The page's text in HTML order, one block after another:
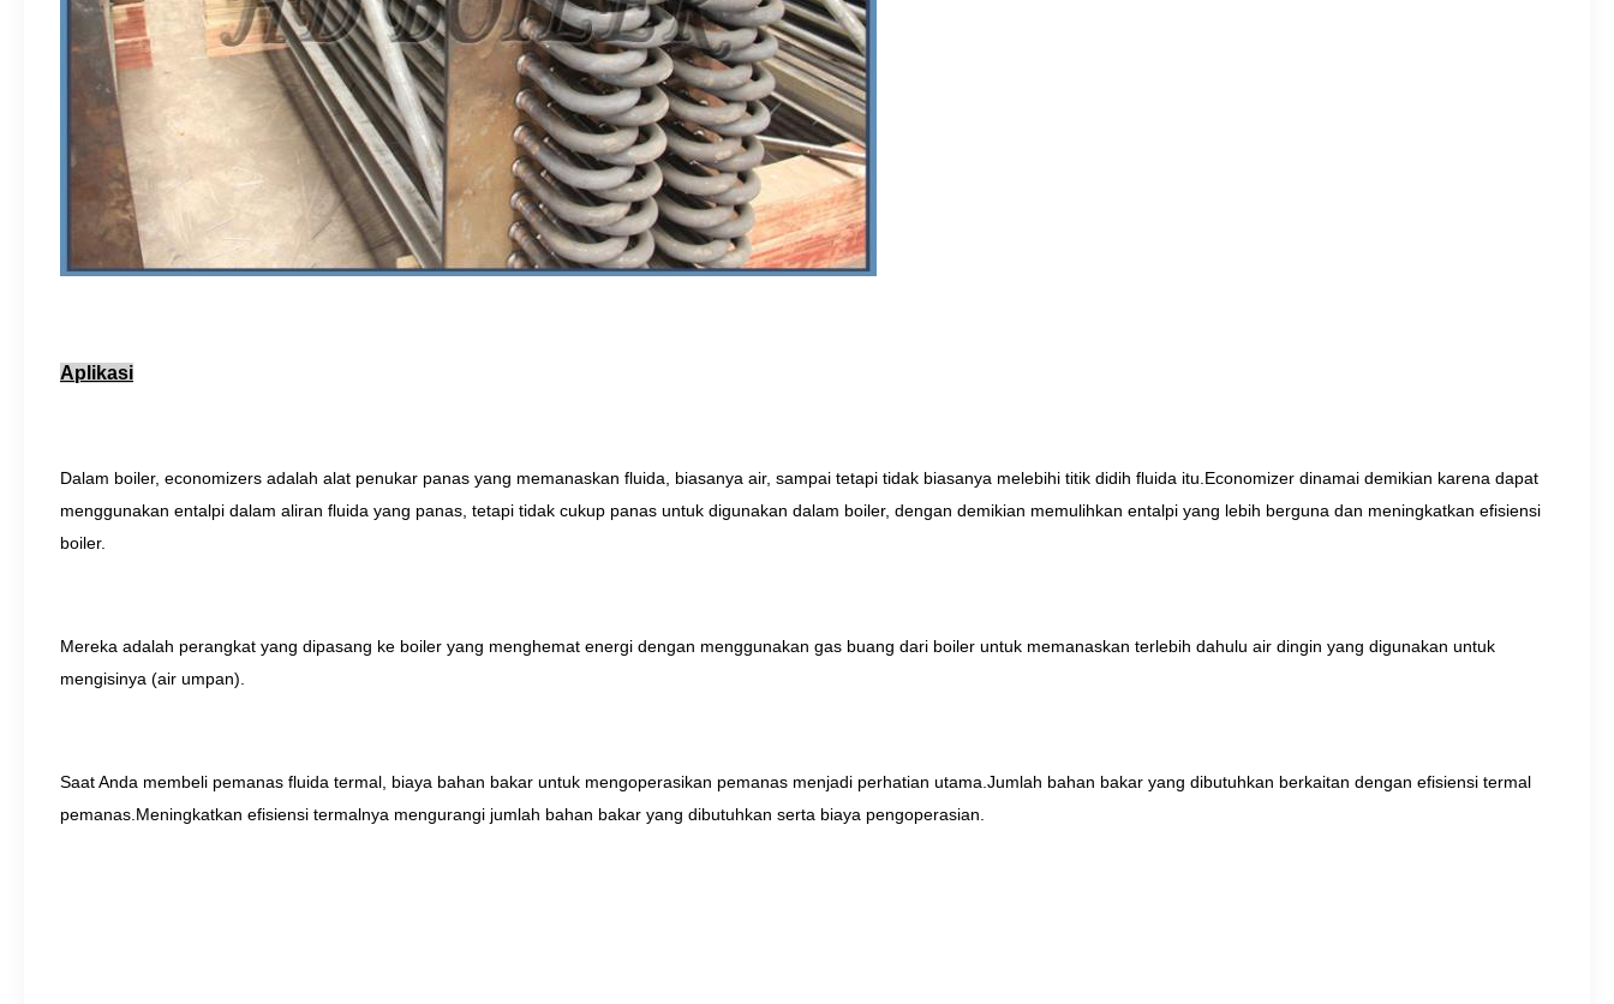
Aplikasi
Dalam boiler, economizers adalah alat penukar panas yang memanaskan fluida, biasanya air, sampai tetapi tidak biasanya melebihi titik didih fluida itu.Economizer dinamai demikian karena dapat
menggunakan entalpi dalam aliran fluida yang panas, tetapi tidak cukup panas untuk digunakan dalam boiler, dengan demikian memulihkan entalpi yang lebih berguna dan meningkatkan efisiensi
boiler.
Mereka adalah perangkat yang dipasang ke boiler yang menghemat energi dengan menggunakan gas buang dari boiler untuk memanaskan terlebih dahulu air dingin yang digunakan untuk
mengisinya (air umpan).
Saat Anda membeli pemanas fluida termal, biaya bahan bakar untuk mengoperasikan pemanas menjadi perhatian utama.Jumlah bahan bakar yang dibutuhkan berkaitan dengan efisiensi termal
pemanas.Meningkatkan efisiensi termalnya mengurangi jumlah bahan bakar yang dibutuhkan serta biaya pengoperasian.